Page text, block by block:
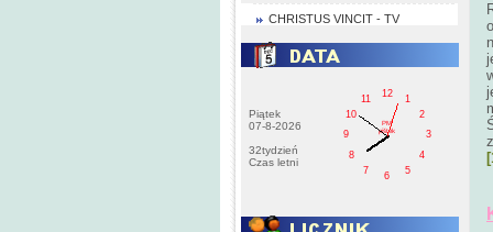
CHRISTUS VINCIT - TV
Piątek
07-8-2026
32tydzień
Czas letni
1
2
3
4
5
6
7
8
9
10
11
12
PM
pištek